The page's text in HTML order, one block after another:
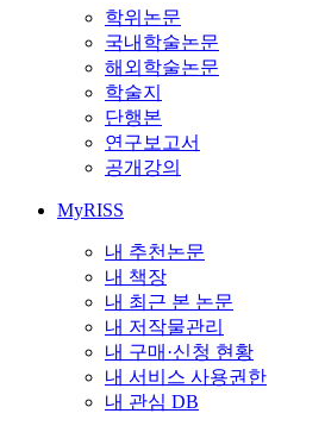
학위논문
국내학술논문
해외학술논문
학술지
단행본
연구보고서
공개강의
MyRISS
내 추천논문
내 책장
내 최근 본 논문
내 저작물관리
내 구매·신청 현황
내 서비스 사용권한
내 관심 DB